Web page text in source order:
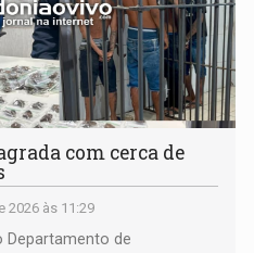
com cerca de
2026 às 11:29
Departamento de